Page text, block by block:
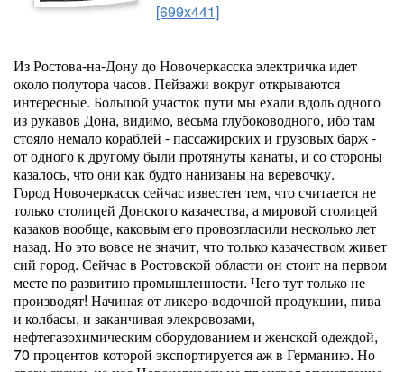
[699x441]
Из Ростова-на-Дону до Новочеркасска электричка идет
около полутора часов. Пейзажи вокруг открываются
интересные. Большой участок пути мы ехали вдоль одного
из рукавов Дона, видимо, весьма глубоководного, ибо там
стояло немало кораблей - пассажирских и грузовых барж -
от одного к другому были протянуты канаты, и со стороны
казалось, что они как будто нанизаны на веревочку.
Город Новочеркасск сейчас известен тем, что считается не
только столицей Донского казачества, а мировой столицей
казаков вообще, каковым его провозгласили несколько лет
назад. Но это вовсе не значит, что только казачеством живет
сий город. Сейчас в Ростовской области он стоит на первом
месте по развитию промышленности. Чего тут только не
производят! Начиная от ликеро-водочной продукции, пива
и колбасы, и заканчивая элекровозами,
нефтегазохимическим оборудованием и женской одеждой,
70 процентов которой экспортируется аж в Германию. Но